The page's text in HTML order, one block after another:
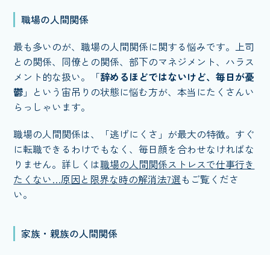
職場の人間関係
最も多いのが、職場の人間関係に関する悩みです。上司
との関係、同僚との関係、部下のマネジメント、ハラス
メント的な扱い。「辞めるほどではないけど、毎日が憂
鬱 」という宙吊りの状態に悩む方が、本当にたくさんい
らっしゃいます。
職場の人間関係は、「逃げにくさ」が最大の特徴。すぐ
に転職できるわけでもなく、毎日顔を合わせなければな
りません。詳しくは職場の人間関係ストレスで仕事行き
たくない…原因と限界な時の解消法7選もご覧くださ
い。
家族・親族の人間関係